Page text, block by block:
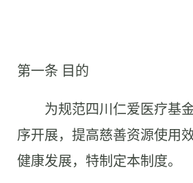
第一条 目的
为规范四川仁爱医疗基
序开展，提高慈善资源使用
健康发展，特制定本制度。